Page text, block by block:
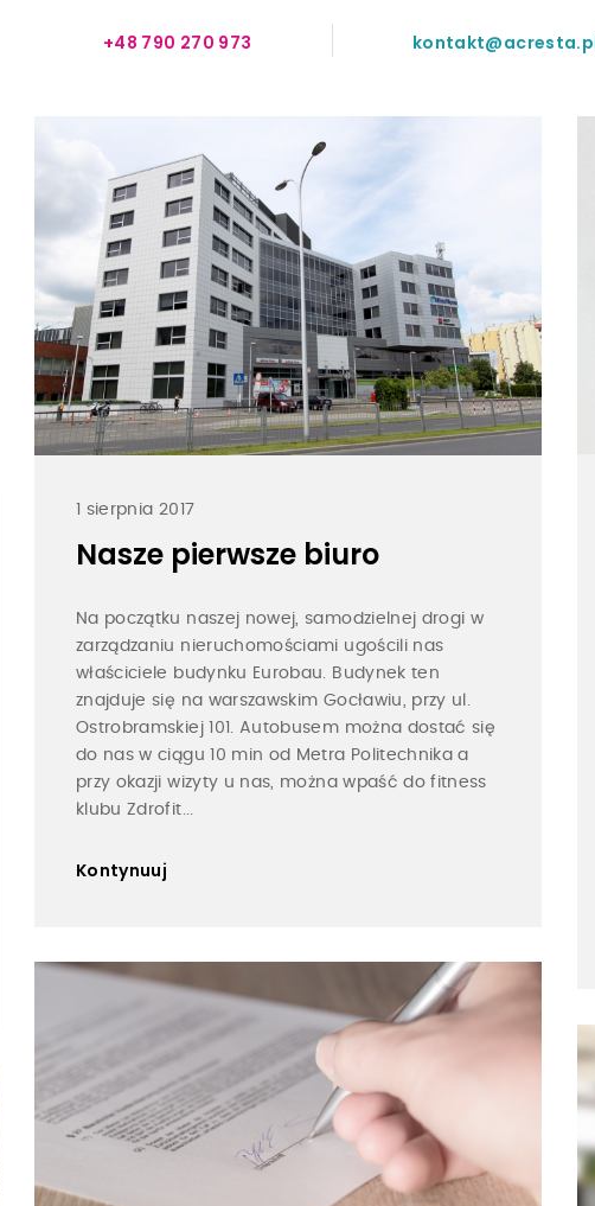
+48 790 270 973
1 sierpnia 2017
Nasze pierwsze biuro
Na początku naszej nowej, samodzielnej drogi w
zarządzaniu nieruchomościami ugościli nas
właściciele budynku Eurobau. Budynek ten
znajduje się na warszawskim Gocławiu, przy ul.
Ostrobramskiej 101. Autobusem można dostać się
do nas w ciągu 10 min od Metra Politechnika a
przy okazji wizyty u nas, można wpaść do fitness
klubu Zdrofit...
Kontynuuj